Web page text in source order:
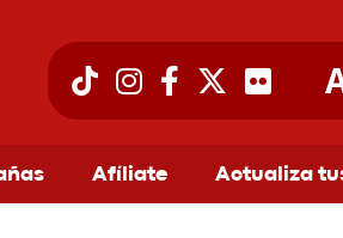
Afíliate Actualiza